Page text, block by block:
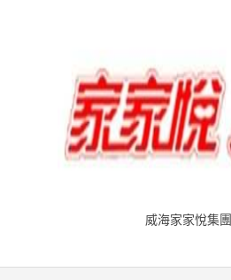
威海家家悅集團